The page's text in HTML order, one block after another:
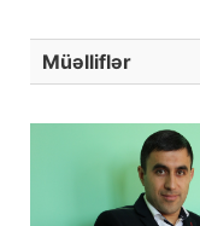
Müəlliflər